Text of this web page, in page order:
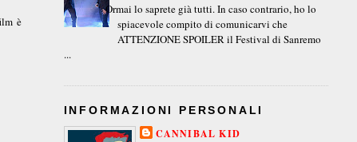
è
Ormai lo saprete già tutti. In caso contrario, ho lo
spiacevole compito di comunicarvi che
ATTENZIONE SPOILER il Festival di Sanremo
...
INFORMAZIONI PERSONALI
CANNIBAL KID